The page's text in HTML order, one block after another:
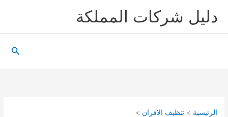
دليل شركات المملكة
الرئيسية
تنظيف الافران